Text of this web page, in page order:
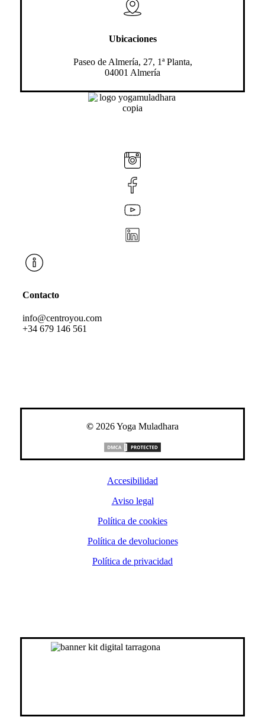
Ubicaciones
Paseo de Almería, 27, 1ª Planta,
04001 Almería
Contacto
info@centroyou.com
+34 679 146 561
© 2026Yoga Muladhara
Accesibilidad
Aviso legal
Política de cookies
Política de devoluciones
Política de privacidad